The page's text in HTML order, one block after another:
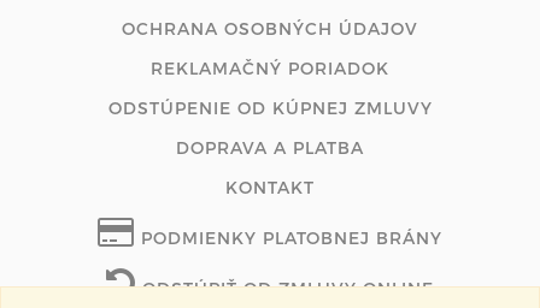
OCHRANA OSOBNÝCH ÚDAJOV
REKLAMAČNÝ PORIADOK
ODSTÚPENIE OD KÚPNEJ ZMLUVY
DOPRAVA A PLATBA
KONTAKT
PODMIENKY PLATOBNEJ BRÁNY
ODSTÚPIŤ OD ZMLUVY ONLINE